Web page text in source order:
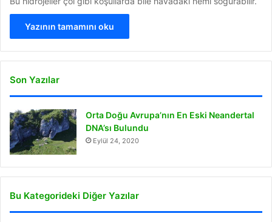
Yazının tamamını oku
Son Yazılar
Orta Doğu Avrupa’nın En Eski Neandertal
DNA’sı Bulundu
Eylül 24, 2020
Bu Kategorideki Diğer Yazılar